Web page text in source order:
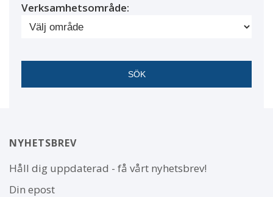
Verksamhetsområde:
NYHETSBREV
Håll dig uppdaterad - få vårt nyhetsbrev!
Din epost